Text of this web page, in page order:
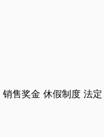
销售奖金 休假制度 法定